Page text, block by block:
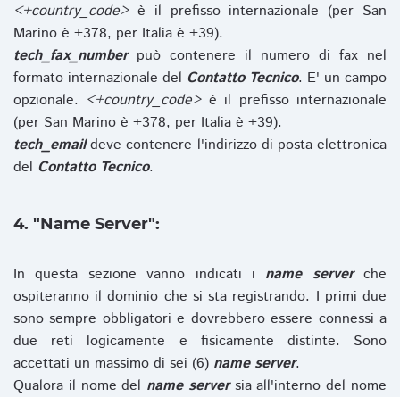
<+country_code>è il prefisso internazionale (per San
Marino è +378, per Italia è +39).
tech_fax_numberpuò contenere il numero di fax nel
formato internazionale del Contatto Tecnico. E' un campo
opzionale. <+country_code>è il prefisso internazionale
(per San Marino è +378, per Italia è +39).
tech_emaildeve contenere l'indirizzo di posta elettronica
del Contatto Tecnico.
4. "Name Server":
In questa sezione vanno indicati i name serverche
ospiteranno il dominio che si sta registrando. I primi due
sono sempre obbligatori e dovrebbero essere connessi a
due reti logicamente e fisicamente distinte. Sono
accettati un massimo di sei (6) name server.
Qualora il nome del name serversia all'interno del nome